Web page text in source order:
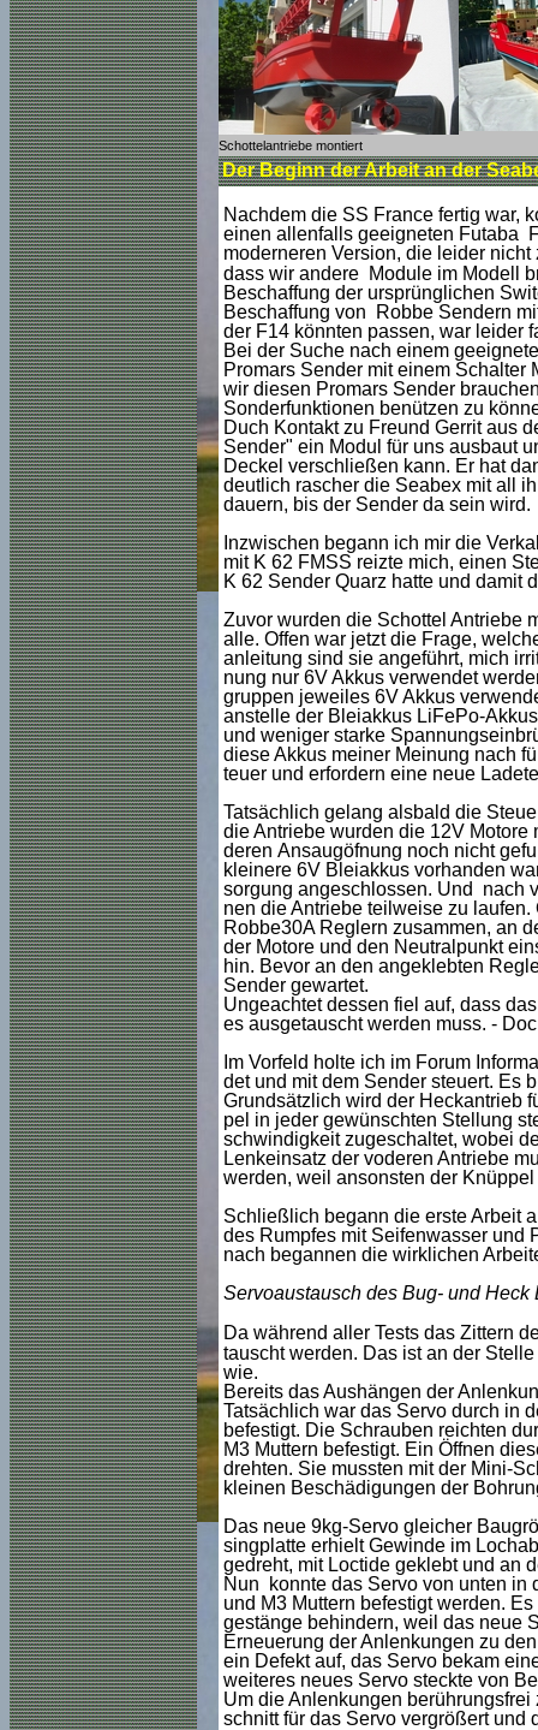
Schottelantriebe montiert
Der Beginn der Arbeit an der
Nachdem die SS France fertig war,
einen allenfalls geeigneten Futaba
moderneren Version, die leider nicht
dass wir andere Module im Modell
Beschaffung der ursprünglichen
Beschaffung von Robbe Sendern
der F14 könnten passen, war leider
Bei der Suche nach einem
Promars Sender mit einem Schalter
wir diesen Promars Sender
Sonderfunktionen benützen zu
Duch Kontakt zu Freund Gerrit aus
Sender" ein Modul für uns ausbaut
Deckel verschließen kann. Er hat
deutlich rascher die Seabex mit all
dauern, bis der Sender da sein wird.
Inzwischen begann ich mir die
mit K 62 FMSS reizte mich, einen
K 62 Sender Quarz hatte und damit
Zuvor wurden die Schottel Antriebe
alle. Offen war jetzt die Frage,
anleitung sind sie angeführt, mich
nung nur 6V Akkus verwendet
gruppen jeweiles 6V Akkus
anstelle der Bleiakkus LiFePo-
und weniger starke
diese Akkus meiner Meinung nach
teuer und erfordern eine neue
Tatsächlich gelang alsbald die
die Antriebe wurden die 12V
deren Ansaugöfnung noch nicht
kleinere 6V Bleiakkus vorhanden
sorgung angeschlossen. Und nach
nen die Antriebe teilweise zu
Robbe30A Reglern zusammen, an
der Motore und den Neutralpunkt
hin. Bevor an den angeklebten
Sender gewartet.
Ungeachtet dessen fiel auf, dass
es ausgetauscht werden muss. -
Im Vorfeld holte ich im Forum
det und mit dem Sender steuert. Es
Grundsätzlich wird der Heckantrieb
pel in jeder gewünschten Stellung
schwindigkeit zugeschaltet, wobei
Lenkeinsatz der voderen Antriebe
werden, weil ansonsten der
Schließlich begann die erste Arbeit
des Rumpfes mit Seifenwasser und
nach begannen die wirklichen
Servoaustausch des Bug- und Heck
Da während aller Tests das Zittern
tauscht werden. Das ist an der
wie.
Bereits das Aushängen der
Tatsächlich war das Servo durch in
befestigt. Die Schrauben reichten
M3 Muttern befestigt. Ein Öffnen
drehten. Sie mussten mit der Mini-
kleinen Beschädigungen der
Das neue 9kg-Servo gleicher
singplatte erhielt Gewinde im
gedreht, mit Loctide geklebt und an
Nun konnte das Servo von unten in
und M3 Muttern befestigt werden.
gestänge behindern, weil das neue
Erneuerung der Anlenkungen zu
ein Defekt auf, das Servo bekam
weiteres neues Servo steckte von
Um die Anlenkungen
schnitt für das Servo vergrößert und